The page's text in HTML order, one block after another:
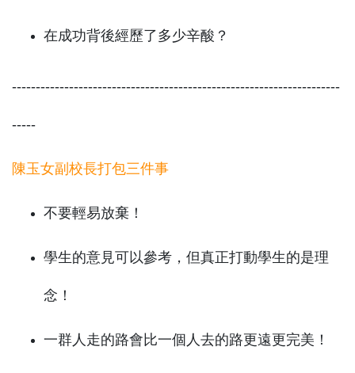
在成功背後經歷了多少辛酸？
---------------------------------------------------------------------
-----
陳玉女副校長打包三件事
不要輕易放棄！
學生的意見可以參考，但真正打動學生的是理
念！
一群人走的路會比一個人去的路更遠更完美！